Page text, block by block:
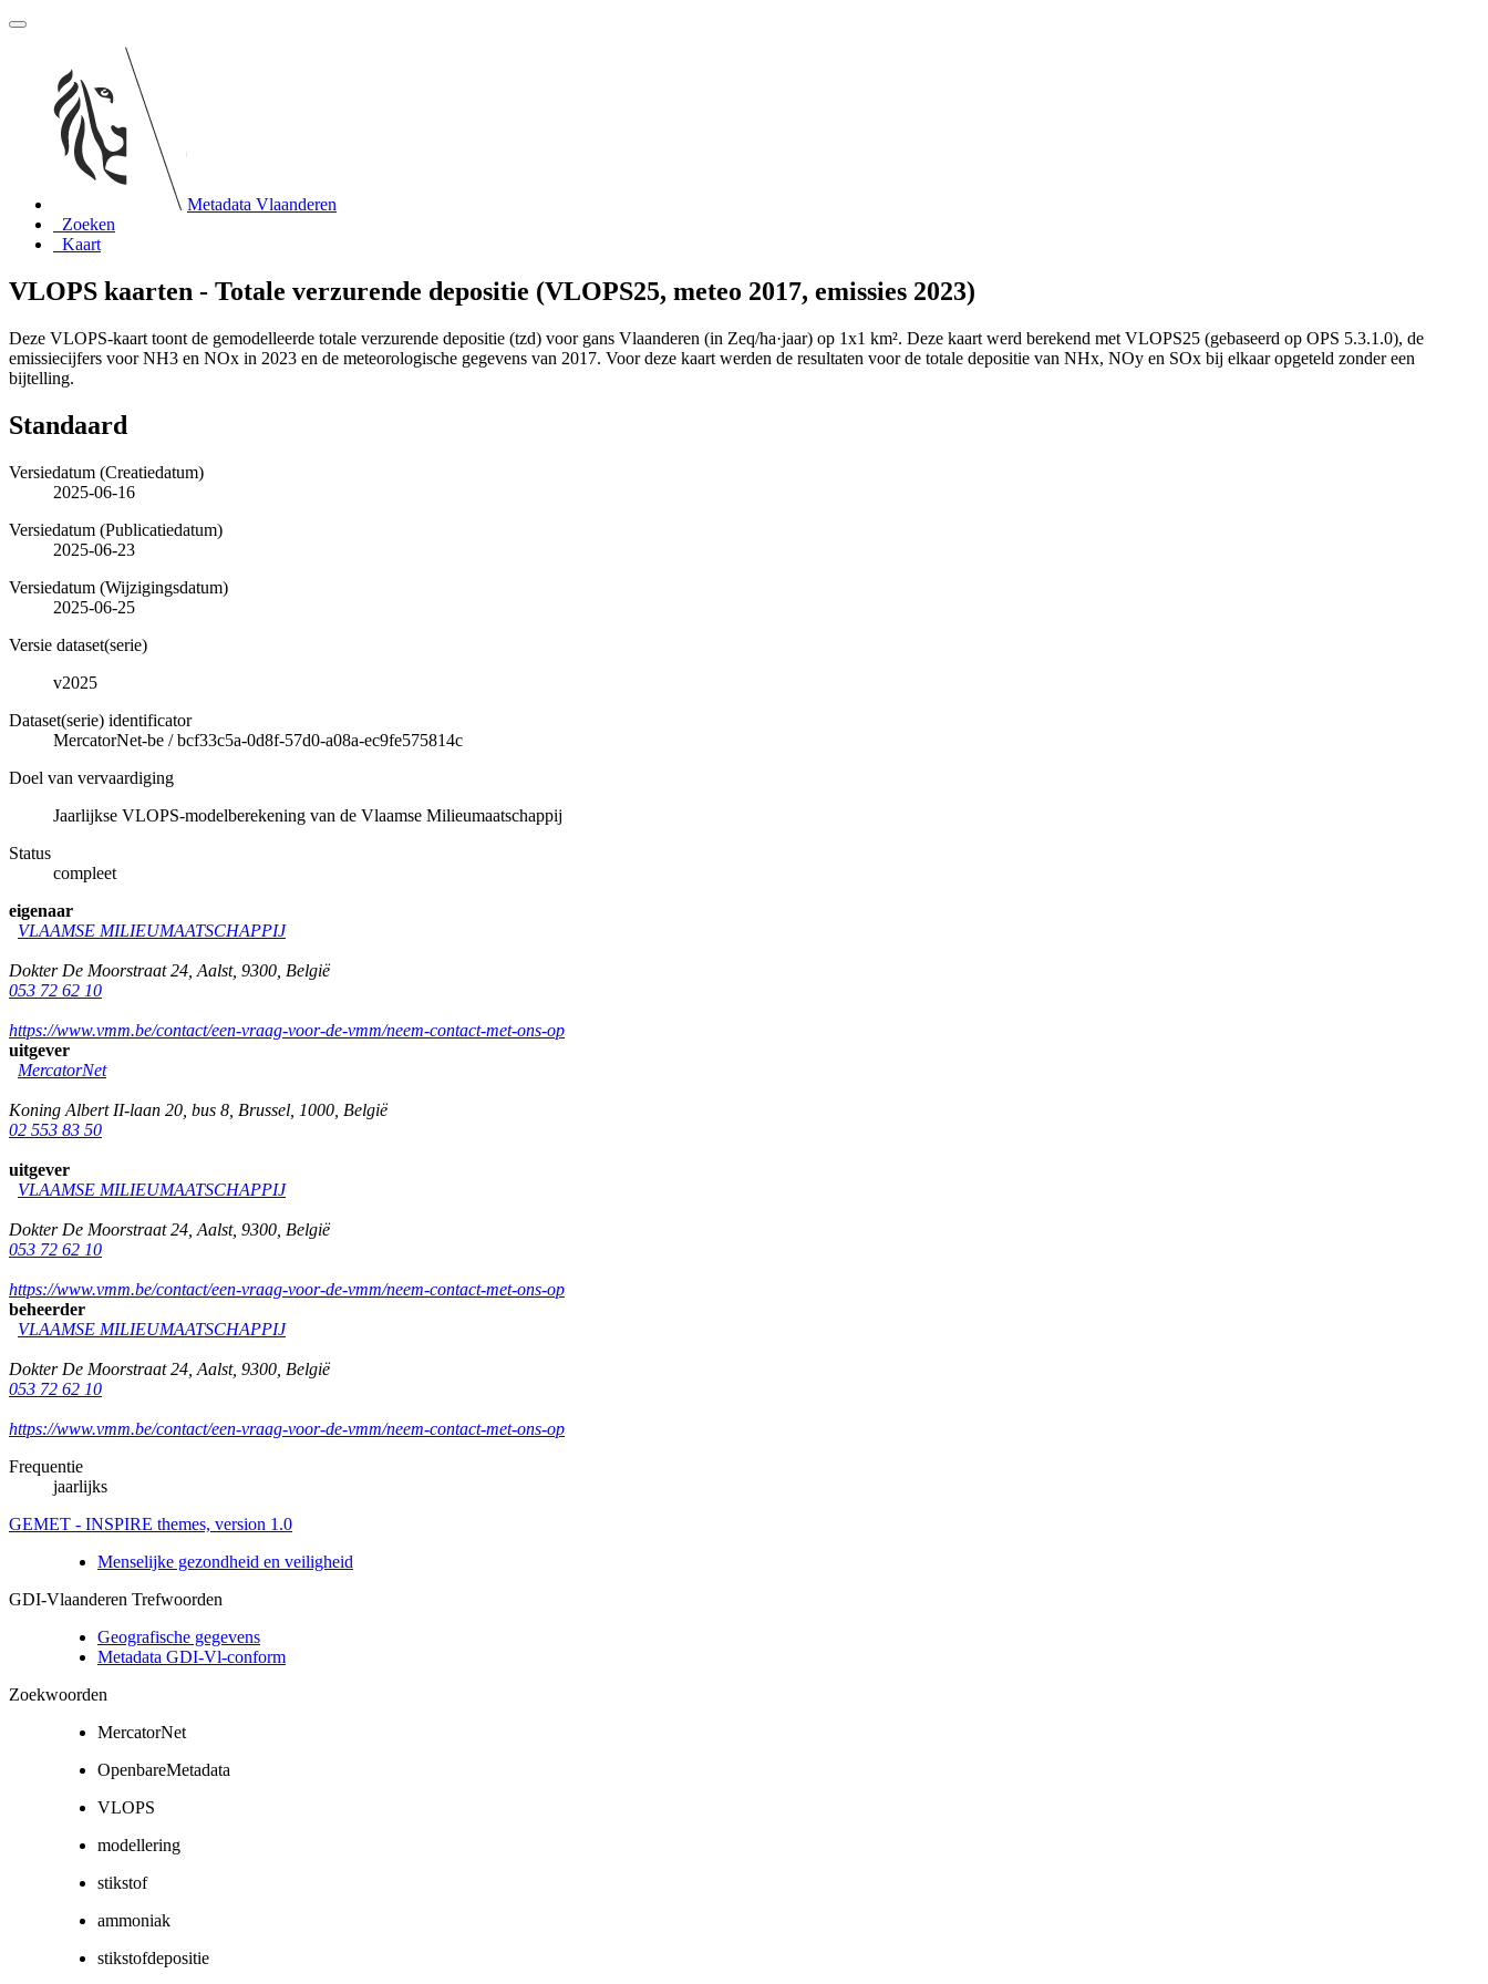
Metadata Vlaanderen
Zoeken
Kaart
VLOPS kaarten - Totale verzurende depositie (VLOPS25, meteo 2017, emissies 2023)
Deze VLOPS-kaart toont de gemodelleerde totale verzurende depositie (tzd) voor gans Vlaanderen (in Zeq/ha·jaar) op 1x1 km². Deze kaart werd berekend met VLOPS25 (gebaseerd op OPS 5.3.1.0), de
emissiecijfers voor NH3 en NOx in 2023 en de meteorologische gegevens van 2017. Voor deze kaart werden de resultaten voor de totale depositie van NHx, NOy en SOx bij elkaar opgeteld zonder een
bijtelling.
Standaard
Versiedatum (Creatiedatum)
2025-06-16
Versiedatum (Publicatiedatum)
2025-06-23
Versiedatum (Wijzigingsdatum)
2025-06-25
Versie dataset(serie)
v2025
Dataset(serie) identificator
MercatorNet-be /bcf33c5a-0d8f-57d0-a08a-ec9fe575814c
Doel van vervaardiging
Jaarlijkse VLOPS-modelberekening van de Vlaamse Milieumaatschappij
Status
compleet
eigenaar
VLAAMSE MILIEUMAATSCHAPPIJ
Dokter De Moorstraat 24 Aalst, 9300 België
053 72 62 10
https://www.vmm.be/contact/een-vraag-voor-de-vmm/neem-contact-met-ons-op
uitgever
MercatorNet
Koning Albert II-laan 20, bus 8 Brussel 1000 België
02 553 83 50
uitgever
VLAAMSE MILIEUMAATSCHAPPIJ
Dokter De Moorstraat 24 Aalst, 9300 België
053 72 62 10
https://www.vmm.be/contact/een-vraag-voor-de-vmm/neem-contact-met-ons-op
beheerder
VLAAMSE MILIEUMAATSCHAPPIJ
Dokter De Moorstraat 24 Aalst, 9300 België
053 72 62 10
https://www.vmm.be/contact/een-vraag-voor-de-vmm/neem-contact-met-ons-op
Frequentie
jaarlijks
GEMET - INSPIRE themes, version 1.0
Menselijke gezondheid en veiligheid
GDI-Vlaanderen Trefwoorden
Geografische gegevens
Metadata GDI-Vl-conform
Zoekwoorden
MercatorNet
OpenbareMetadata
VLOPS
modellering
stikstof
ammoniak
stikstofdepositie